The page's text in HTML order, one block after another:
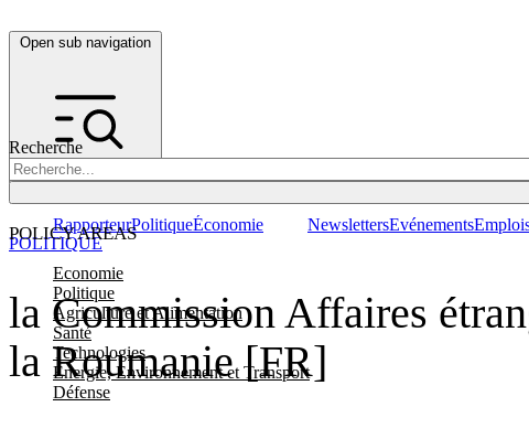
Open sub navigation
Recherche
POLICY AREAS
Economie
Politique
Agriculture et Alimentation
Santé
Technologies
Energie, Environnement et Transport
Défense
RapporteurPolitiqueÉconomie NewslettersEvénements
la Commission Affaires
la Roumanie [FR]
POLITIQUE